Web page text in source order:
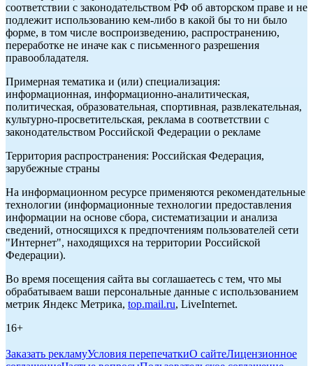
соответствии с законодательством РФ об авторском праве и не
подлежит использованию кем-либо в какой бы то ни было
форме, в том числе воспроизведению, распространению,
переработке не иначе как с письменного разрешения
правообладателя.
Примерная тематика и (или) специализация:
информационная, информационно-аналитическая,
политическая, образовательная, спортивная, развлекательная,
культурно-просветительская, реклама в соответствии с
законодательством Российской Федерации о рекламе
Территория распространения: Российская Федерация,
зарубежные страны
На информационном ресурсе применяются рекомендательные
технологии (информационные технологии предоставления
информации на основе сбора, систематизации и анализа
сведений, относящихся к предпочтениям пользователей сети
"Интернет", находящихся на территории Российской
Федерации).
Во время посещения сайта вы соглашаетесь с тем, что мы
обрабатываем ваши персональные данные с использованием
метрик Яндекс Метрика, top.mail.ru, LiveInternet.
16+
Заказать рекламуУсловия перепечаткиО сайтеЛицензионное